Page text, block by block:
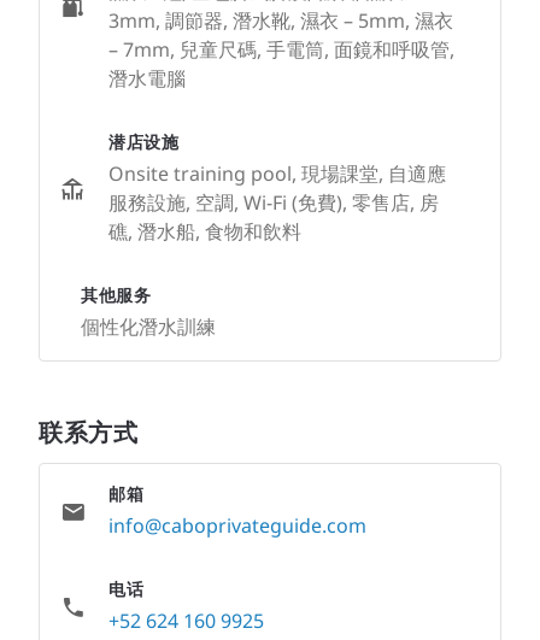
3mm, 調節器, 潛水靴, 濕衣 – 5mm, 濕衣
– 7mm, 兒童尺碼, 手電筒, 面鏡和呼吸管,
潛水電腦
潜店设施
Onsite training pool, 現場課堂, 自適應
服務設施, 空調, Wi-Fi (免費), 零售店, 房
礁, 潛水船, 食物和飲料
其他服务
個性化潛水訓練
联系方式
邮箱
info@caboprivateguide.com
电话
+52 624 160 9925